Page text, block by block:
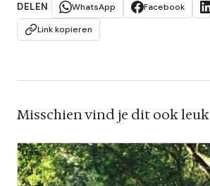
DELEN WhatsApp Facebook
Link kopieren
Misschien vind je dit ook leuk